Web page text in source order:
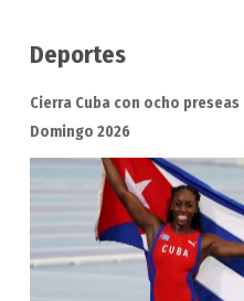
Deportes
Cierra Cuba con ocho
Domingo 2026